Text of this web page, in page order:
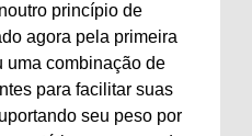
princípio de
agora pela primeira
uma combinação de
para facilitar suas
seu peso por